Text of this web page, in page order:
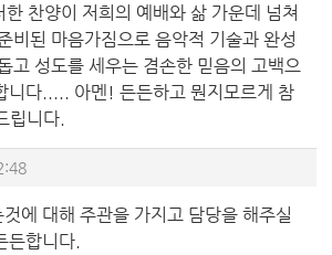
한 찬양이 저희의 예배와 삶 가운데 넘쳐
비된 마음가짐으로 음악적 기술과 완성
고 성도를 세우는 겸손한 믿음의 고백으
니다..... 아멘! 든든하고 뭔지모르게 참
립니다.
에 대해 주관을 가지고 담당을 해주실
든합니다.